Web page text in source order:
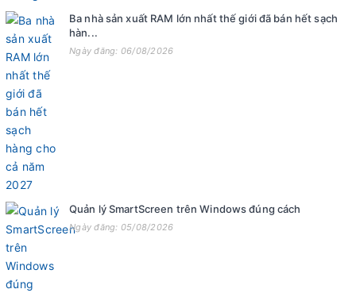
Ba nhà sản xuất RAM lớn nhất thế giới đã bán hết sạch
hàn...
Ngày đăng: 06/08/2026
Quản lý SmartScreen trên Windows đúng cách
Ngày đăng: 05/08/2026